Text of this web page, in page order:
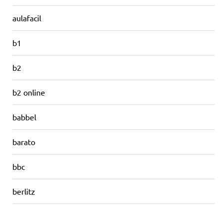
aulafacil
b1
b2
b2 online
babbel
barato
bbc
berlitz